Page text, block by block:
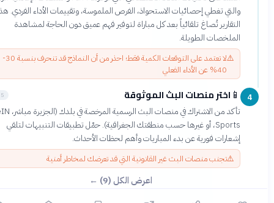
والتي تغطي إحصائيات الاستحواذ، الفرص الملموسة، وتقييمات الأداء الفردي. هذه
التقارير تُصاغ تلقائياً بعد كل مباراة لتوفير فهم عميق دون الحاجة لمشاهدة
الملخصات الطويلة.
لا تعتمد على التوقعات الكمية فقط؛ احذر من أن النماذج قد تنحرف بنسبة 30-
📱اختر منصات البث الموثوقة
تأكد من الاشتراك في منصات البث الرسمية المرخصة في بلدك (الجزيرة مباشر، beIN
Sports، أو غيرها حسب منطقتك الجغرافية). حمّل تطبيقات التنبيهات لتلقي
إشعارات فورية عن بدء المباريات وأهم لحظات الأحداث.
تجنب منصات البث غير القانونية التي قد تعرضك لمخاطر أمنية
اعرض الكل (9) ←